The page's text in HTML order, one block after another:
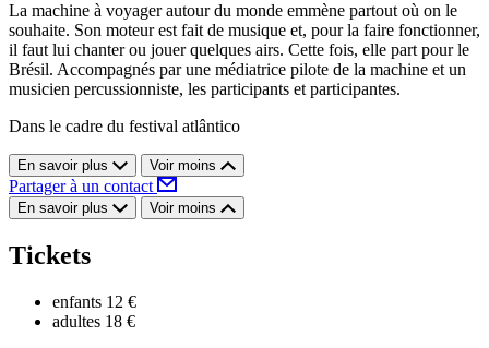
La machine à voyager autour du monde emmène partout où on le
souhaite. Son moteur est fait de musique et, pour la faire fonctionner,
il faut lui chanter ou jouer quelques airs. Cette fois, elle part pour le
Brésil. Accompagnés par une médiatrice pilote de la machine et un
musicien percussionniste, les participants et participantes.
Dans le cadre du festival atlântico
En savoir plus Voir moins
Partager à un contact
En savoir plus Voir moins
Tickets
enfants 12 €
adultes 18 €